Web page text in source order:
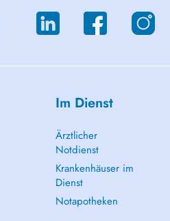
Im Dienst
Ärztlicher
Notdienst
Krankenhäuser im
Dienst
Notapotheken